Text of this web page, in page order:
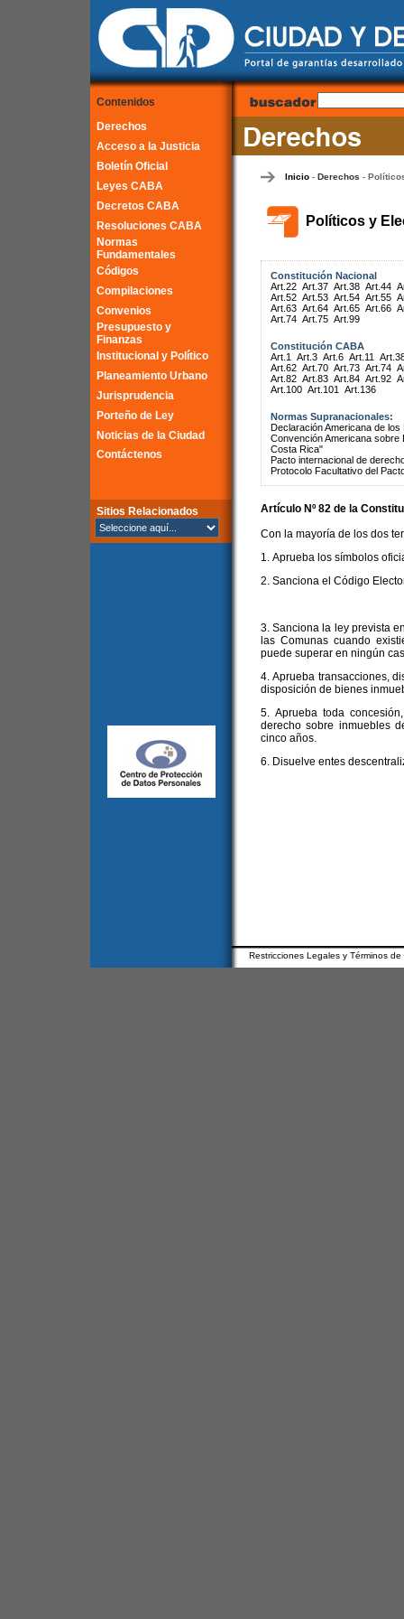
Contenidos
Derechos
Acceso a la Justicia
Boletín Oficial
Leyes CABA
Decretos CABA
Resoluciones CABA
Normas
Fundamentales
Códigos
Compilaciones
Convenios
Presupuesto y
Finanzas
Institucional y Político
Planeamiento Urbano
Jurisprudencia
Porteño de Ley
Noticias de la Ciudad
Contáctenos
Sitios Relacionados
Inicio- Derechos -
Políticos y
Constitución Nacional
Art.22 Art.37 Art.38 Art.44
Art.52 Art.53 Art.54 Art.55
Art.63 Art.64 Art.65 Art.66
Art.74 Art.75 Art.99
Constitución CABA
Art.1
Art.3 Art.6 Art.11
Art.62 Art.70 Art.73 Art.74
Art.82 Art.83 Art.84 Art.92
Art.100 Art.101 Art.136
Normas Supranacionales:
Declaración Americana de
Convención Americana
Costa Rica"
Pacto internacional de
Protocolo Facultativo del
Artículo Nº 82 de la
Con la mayoría de los dos
1. Aprueba los símbolos
2. Sanciona el Código
3. Sanciona la ley prevista
las Comunas cuando
puede superar en ningún
4. Aprueba transacciones,
disposición de bienes
5. Aprueba toda
derecho sobre inmuebles
cinco años.
6. Disuelve entes
Restricciones Legales y Términos de